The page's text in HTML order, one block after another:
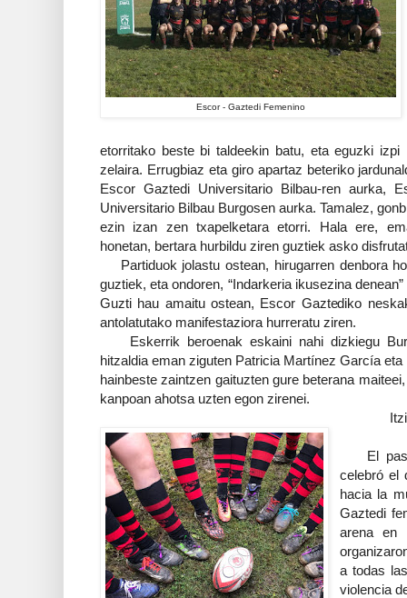
Escor - Gaztedi Femenino
etorritako beste bi taldeekin batu, eta eguzki
zelaira. Errugbiaz eta giro apartaz beteriko
Escor Gaztedi Universitario Bilbau-ren aurka,
Universitario Bilbau Burgosen aurka. Tamalez,
ezin izan zen txapelketara etorri. Hala ere,
honetan, bertara hurbildu ziren guztiek asko
Partiduok jolastu ostean, hirugarren denbora
guztiek, eta ondoren, “Indarkeria ikusezina
Guzti hau amaitu ostean, Escor Gaztediko
antolatutako manifestaziora hurreratu ziren.
Eskerrik beroenak eskaini nahi dizkiegu
hitzaldia eman ziguten Patricia Martínez García
hainbeste zaintzen gaituzten gure beterana
kanpoan ahotsa uzten egon zirenei.
El
celebró el
hacia la
Gaztedi
arena en
a todas
violencia